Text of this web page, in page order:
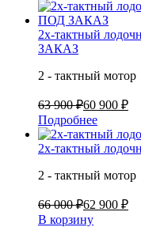
2х-тактный
ЗАКАЗ
2 - тактный мотор
63 900 ₽60 900 ₽
Подробнее
2х-тактный
2 - тактный мотор
66 000 ₽62 900 ₽
В корзину